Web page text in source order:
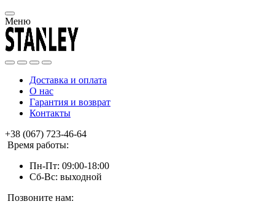
Меню
Доставка и оплата
О нас
Гарантия и возврат
Контакты
+38 (067) 723-46-64
Время работы:
Пн-Пт: 09:00-18:00
Сб-Вс: выходной
Позвоните нам: